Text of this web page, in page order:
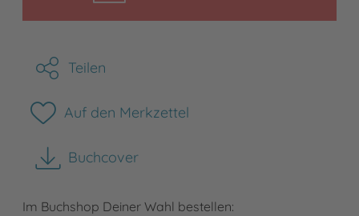
Teilen
Auf den Merkzettel
Buchcover
herunterladen
Im Buchshop Deiner Wahl bestellen: